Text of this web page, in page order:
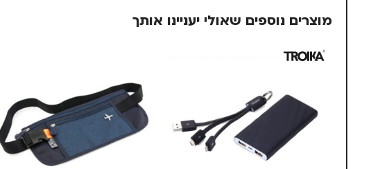
מוצרים נוספים שאולי יעניינו אותך